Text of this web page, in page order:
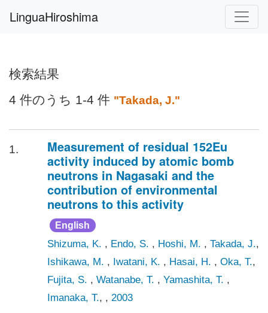
LinguaHiroshima
検索結果
4 件のうち 1-4 件 "Takada, J."
1.
Measurement of residual 152Eu
activity induced by atomic bomb
neutrons in Nagasaki and the
contribution of environmental
neutrons to this activity
English
Shizuma, K. , Endo, S. , Hoshi, M. , Takada, J.,
Ishikawa, M. , Iwatani, K. , Hasai, H. , Oka, T.,
Fujita, S. , Watanabe, T. , Yamashita, T. ,
Imanaka, T., , 2003